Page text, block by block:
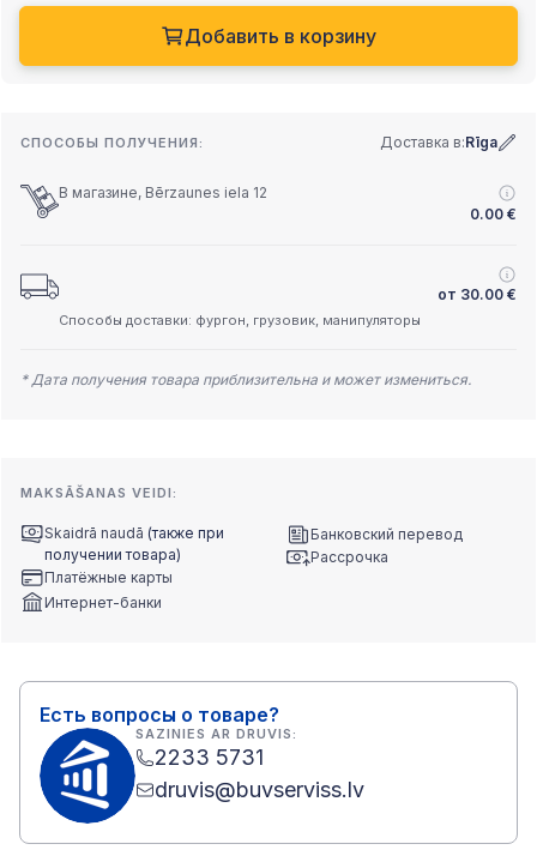
Добавить в корзину
СПОСОБЫ ПОЛУЧЕНИЯ: Доставка в:Rīga
В магазине, Bērzaunes iela 12
0.00 €
от 30.00 €
Способы доставки: фургон, грузовик, манипуляторы
* Дата получения товара приблизительна и может измениться.
MAKSĀŠANAS VEIDI:
Skaidrā naudā (также при
получении товара)
Платёжные карты
Интернет-банки
Банковский перевод
Рассрочка
Есть вопросы о товаре?
SAZINIES AR DRUVIS:
2233 5731
druvis@buvserviss.lv